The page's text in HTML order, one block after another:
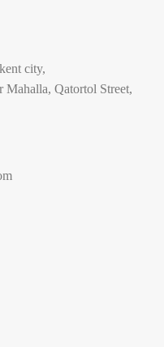
city,
Qatortol Street,